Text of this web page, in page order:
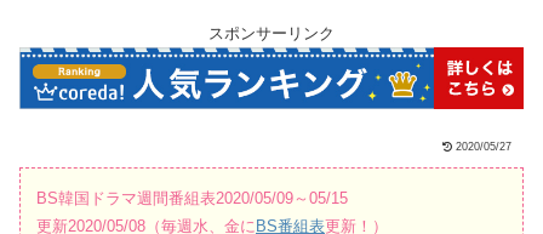
スポンサーリンク
2020/05/27
BS韓国ドラマ週間番組表2020/05/09～05/15
更新2020/05/08（毎週水、金に BS番組表更新！）